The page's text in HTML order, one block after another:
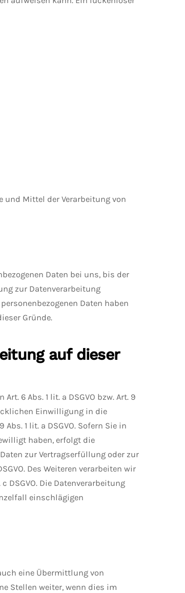
und Mittel der Verarbeitung von
Daten bei uns, bis der
zur Datenverarbeitung
Daten haben
Gründe.
auf dieser
6 Abs. 1 lit. a DSGVO bzw. Art. 9
Einwilligung in die
1 lit. a DSGVO. Sofern Sie in
haben, erfolgt die
zur Vertragserfüllung oder zur
Des Weiteren verarbeiten wir
DSGVO. Die Datenverarbeitung
einschlägigen
eine Übermittlung von
Stellen weiter, wenn dies im